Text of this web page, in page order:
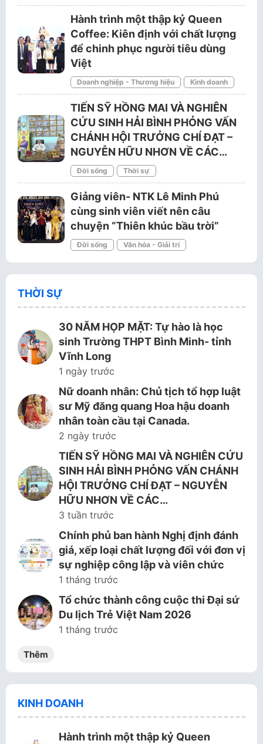
Hành trình một thập kỷ Queen
Coffee: Kiên định với chất lượng
để chinh phục người tiêu dùng
Việt
Doanh nghiệp - Thương hiệu Kinh doanh
TIẾN SỸ HỒNG MAI VÀ NGHIÊN
CỨU SINH HẢI BÌNH PHỎNG VẤN
CHÁNH HỘI TRƯỞNG CHÍ ĐẠT –
NGUYỄN HỮU NHƠN VỀ CÁC…
Đời sống Thời sự
Giảng viên- NTK Lê Minh Phú
cùng sinh viên viết nên câu
chuyện “Thiên khúc bầu trời”
Đời sống Văn hóa - Giải trí
THỜI SỰ
30 NĂM HỌP MẶT: Tự hào là học
sinh Trường THPT Bình Minh- tỉnh
Vĩnh Long
1 ngày trước
Nữ doanh nhân: Chủ tịch tổ hợp luật
sư Mỹ đăng quang Hoa hậu doanh
nhân toàn cầu tại Canada.
2 ngày trước
TIẾN SỸ HỒNG MAI VÀ NGHIÊN CỨU
SINH HẢI BÌNH PHỎNG VẤN CHÁNH
HỘI TRƯỞNG CHÍ ĐẠT – NGUYỄN
HỮU NHƠN VỀ CÁC…
3 tuần trước
Chính phủ ban hành Nghị định đánh
giá, xếp loại chất lượng đối với đơn vị
sự nghiệp công lập và viên chức
1 tháng trước
Tổ chức thành công cuộc thi Đại sứ
Du lịch Trẻ Việt Nam 2026
1 tháng trước
Thêm
KINH DOANH
Hành trình một thập kỷ Queen